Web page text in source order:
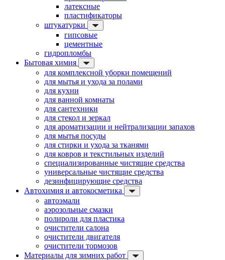
латексные
пластификаторы
штукатурки
гипсовые
цементные
гидропломбы
Бытовая химия
для комплексной уборки помещений
для мытья и ухода за полами
для кухни
для ванной комнаты
для сантехники
для стекол и зеркал
для ароматизации и нейтрализации запахов
для мытья посуды
для стирки и ухода за тканями
для ковров и текстильных изделий
специализированные чистящие средства
универсальные чистящие средства
дезинфицирующие средства
Автохимия и автокосметика
автоэмали
аэрозольные смазки
полироли для пластика
очистители салона
очистители двигателя
очистители тормозов
Материалы для зимних работ